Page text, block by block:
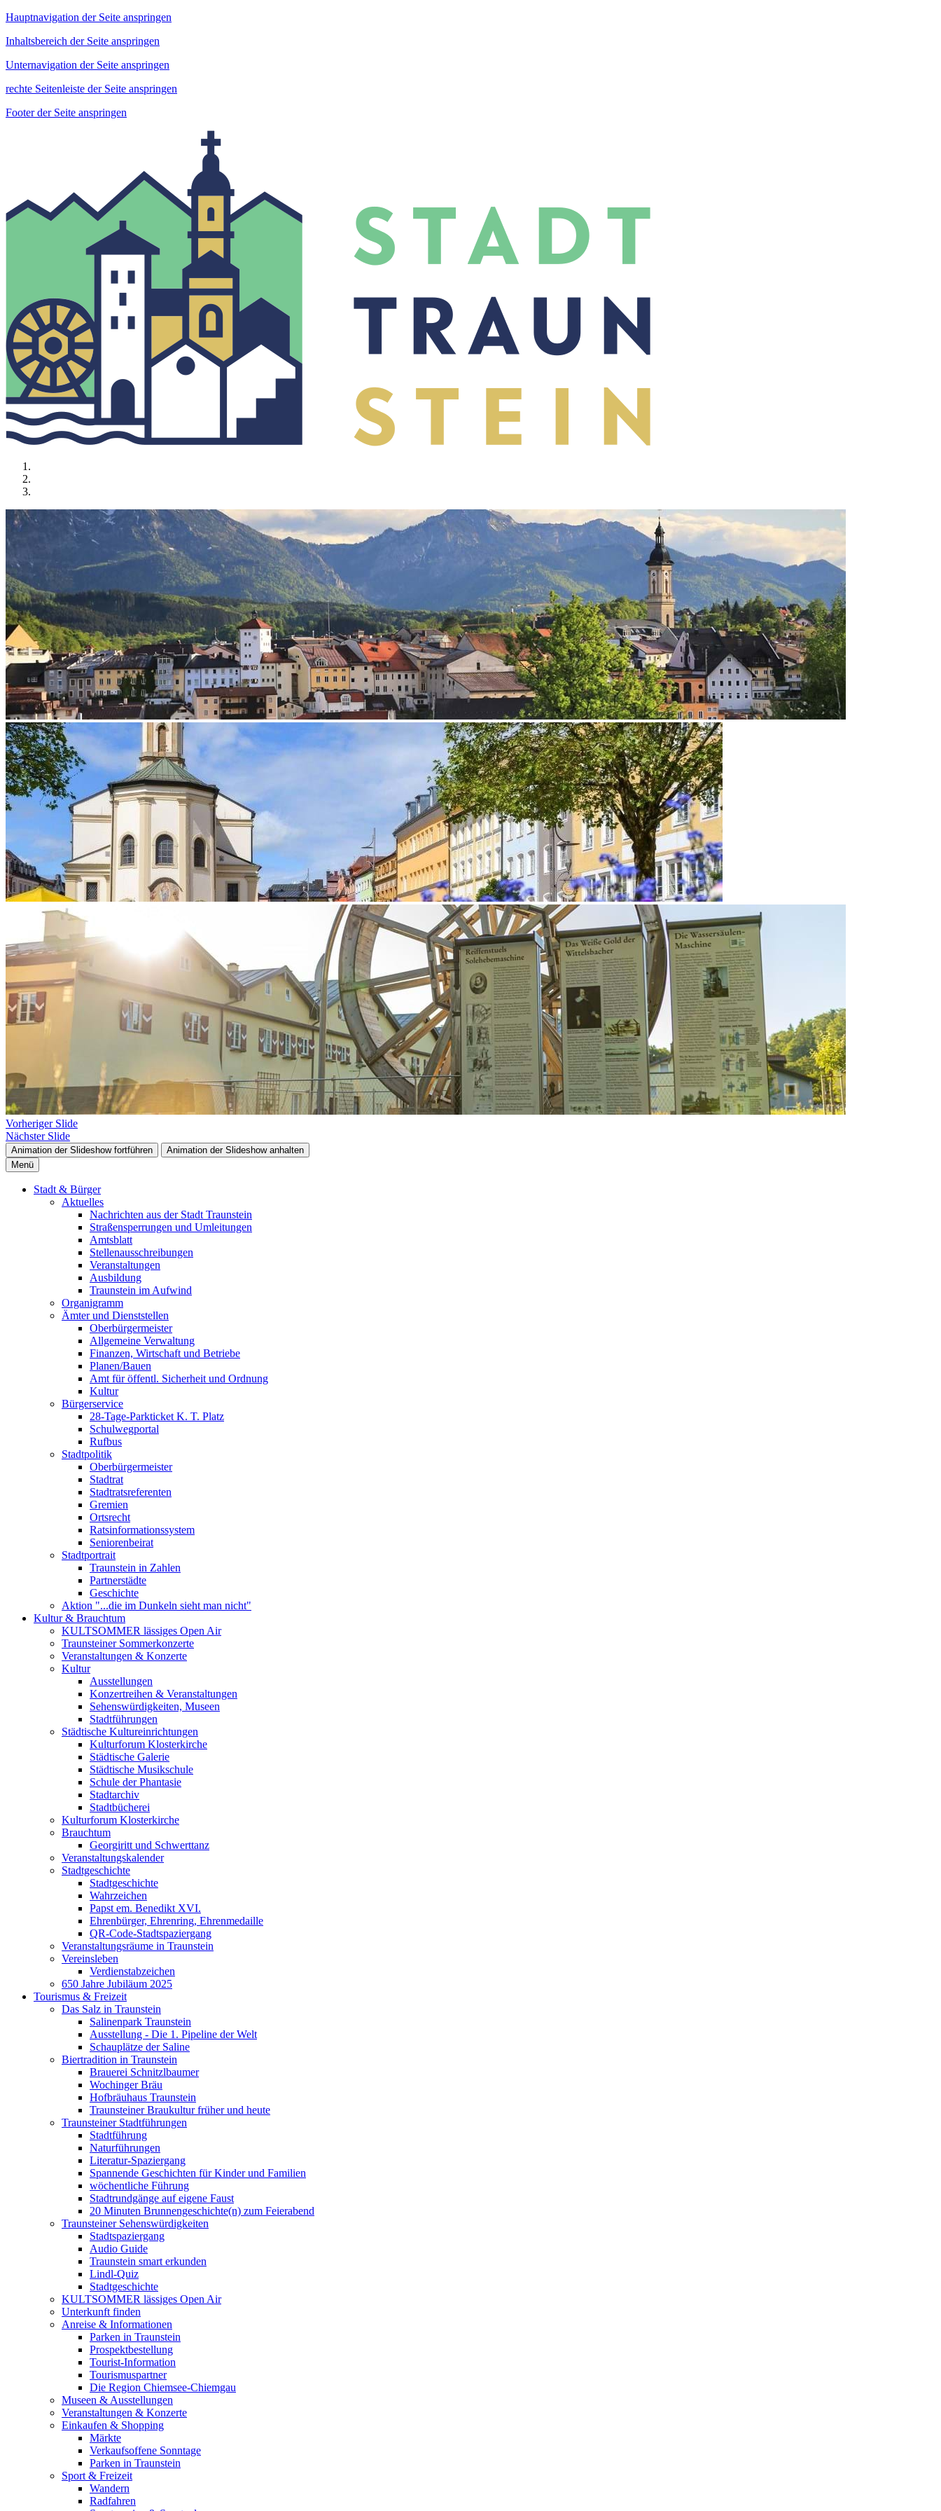
Hauptnavigation der Seite anspringen
Inhaltsbereich der Seite anspringen
Unternavigation der Seite anspringen
rechte Seitenleiste der Seite anspringen
Footer der Seite anspringen
Vorheriger Slide
Nächster Slide
Animation der Slideshow fortführen
Animation der Slideshow anhalten
Menü
Stadt & Bürger
Aktuelles
Nachrichten aus der Stadt Traunstein
Straßensperrungen und Umleitungen
Amtsblatt
Stellenausschreibungen
Veranstaltungen
Ausbildung
Traunstein im Aufwind
Organigramm
Ämter und Dienststellen
Oberbürgermeister
Allgemeine Verwaltung
Finanzen, Wirtschaft und Betriebe
Planen/Bauen
Amt für öffentl. Sicherheit und Ordnung
Kultur
Bürgerservice
28-Tage-Parkticket K. T. Platz
Schulwegportal
Rufbus
Stadtpolitik
Oberbürgermeister
Stadtrat
Stadtratsreferenten
Gremien
Ortsrecht
Ratsinformationssystem
Seniorenbeirat
Stadtportrait
Traunstein in Zahlen
Partnerstädte
Geschichte
Aktion "...die im Dunkeln sieht man nicht"
Kultur & Brauchtum
KULTSOMMER lässiges Open Air
Traunsteiner Sommerkonzerte
Veranstaltungen & Konzerte
Kultur
Ausstellungen
Konzertreihen & Veranstaltungen
Sehenswürdigkeiten, Museen
Stadtführungen
Städtische Kultureinrichtungen
Kulturforum Klosterkirche
Städtische Galerie
Städtische Musikschule
Schule der Phantasie
Stadtarchiv
Stadtbücherei
Kulturforum Klosterkirche
Brauchtum
Georgiritt und Schwerttanz
Veranstaltungskalender
Stadtgeschichte
Stadtgeschichte
Wahrzeichen
Papst em. Benedikt XVI.
Ehrenbürger, Ehrenring, Ehrenmedaille
QR-Code-Stadtspaziergang
Veranstaltungsräume in Traunstein
Vereinsleben
Verdienstabzeichen
650 Jahre Jubiläum 2025
Tourismus & Freizeit
Das Salz in Traunstein
Salinenpark Traunstein
Ausstellung - Die 1. Pipeline der Welt
Schauplätze der Saline
Biertradition in Traunstein
Brauerei Schnitzlbaumer
Wochinger Bräu
Hofbräuhaus Traunstein
Traunsteiner Braukultur früher und heute
Traunsteiner Stadtführungen
Stadtführung
Naturführungen
Literatur-Spaziergang
Spannende Geschichten für Kinder und Familien
wöchentliche Führung
Stadtrundgänge auf eigene Faust
20 Minuten Brunnengeschichte(n) zum Feierabend
Traunsteiner Sehenswürdigkeiten
Stadtspaziergang
Audio Guide
Traunstein smart erkunden
Lindl-Quiz
Stadtgeschichte
KULTSOMMER lässiges Open Air
Unterkunft finden
Anreise & Informationen
Parken in Traunstein
Prospektbestellung
Tourist-Information
Tourismuspartner
Die Region Chiemsee-Chiemgau
Museen & Ausstellungen
Veranstaltungen & Konzerte
Einkaufen & Shopping
Märkte
Verkaufsoffene Sonntage
Parken in Traunstein
Sport & Freizeit
Wandern
Radfahren